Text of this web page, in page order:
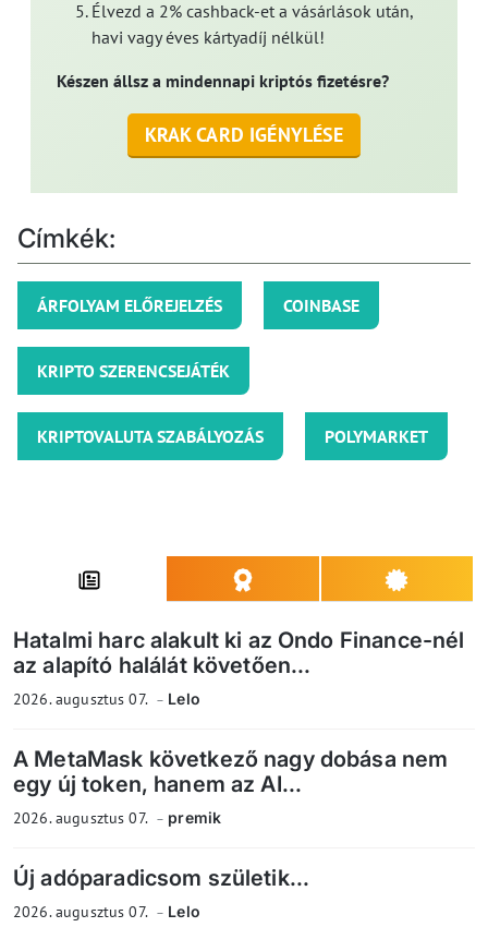
Élvezd a 2% cashback-et a vásárlások után,
havi vagy éves kártyadíj nélkül!
Készen állsz a mindennapi kriptós fizetésre?
KRAK CARD IGÉNYLÉSE
Címkék:
ÁRFOLYAM ELŐREJELZÉS COINBASE
KRIPTO SZERENCSEJÁTÉK
KRIPTOVALUTA SZABÁLYOZÁS POLYMARKET
Hatalmi harc alakult ki az Ondo Finance-nél
az alapító halálát követően...
2026. augusztus 07. Lelo
A MetaMask következő nagy dobása nem
egy új token, hanem az AI...
2026. augusztus 07. premik
Új adóparadicsom születik...
2026. augusztus 07. Lelo